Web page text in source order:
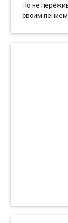
Но не
своим